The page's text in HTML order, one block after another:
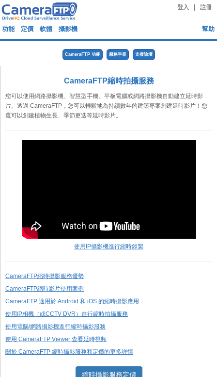
登入 註冊
功能 定價 軟體 攝影機 幫助
CameraFTP 功能 服務手冊 支援論壇
CameraFTP縮時拍攝服務
您可以使用網路攝影機、智慧型手機、平板電腦或網路攝影機自動建立延時影
片。透過 CameraFTP，您可以輕鬆地為持續數年的建築專案創建延時影片！您
還可以創建植物生長、季節更迭等延時影片。
使用IP攝影機進行縮時錄製
CameraFTP縮時攝影服務優勢
CameraFTP縮時影片使用案例
CameraFTP 適用於 Android 和 iOS 的縮時攝影應用
使用IP相機（或CCTV DVR）進行縮時拍攝服務
使用電腦/網路攝影機進行縮時攝影服務
使用 CameraFTP Viewer 查看延時視頻
關於 CameraFTP 縮時攝影服務和定價的更多詳情
縮時攝影服務定價